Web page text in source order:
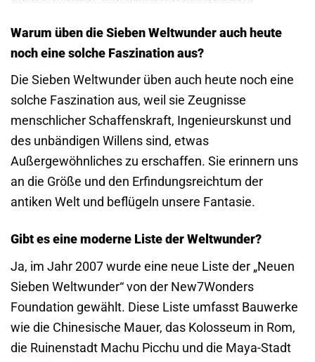
Warum üben die Sieben Weltwunder auch heute
noch eine solche Faszination aus?
Die Sieben Weltwunder üben auch heute noch eine
solche Faszination aus, weil sie Zeugnisse
menschlicher Schaffenskraft, Ingenieurskunst und
des unbändigen Willens sind, etwas
Außergewöhnliches zu erschaffen. Sie erinnern uns
an die Größe und den Erfindungsreichtum der
antiken Welt und beflügeln unsere Fantasie.
Gibt es eine moderne Liste der Weltwunder?
Ja, im Jahr 2007 wurde eine neue Liste der „Neuen
Sieben Weltwunder“ von der New7Wonders
Foundation gewählt. Diese Liste umfasst Bauwerke
wie die Chinesische Mauer, das Kolosseum in Rom,
die Ruinenstadt Machu Picchu und die Maya-Stadt